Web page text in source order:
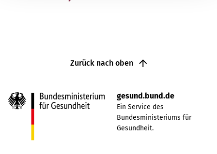
Zurück nach oben
gesund.bund.de
Ein Service des
Bundesministeriums für
Gesundheit.